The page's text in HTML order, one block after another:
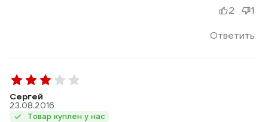
Ответить
2 1
Сергей
23.08.2016
Товар куплен у нас